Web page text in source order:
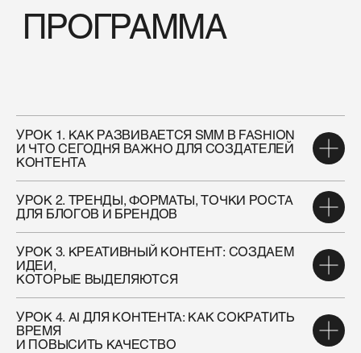
УРОК 1. КАК РАЗВИВАЕТСЯ SMM В FASHION
И ЧТО СЕГОДНЯ ВАЖНО ДЛЯ СОЗДАТЕЛЕЙ
КОНТЕНТА
УРОК 2. ТРЕНДЫ, ФОРМАТЫ, ТОЧКИ РОСТА
ДЛЯ БЛОГОВ И БРЕНДОВ
УРОК 3. КРЕАТИВНЫЙ КОНТЕНТ: СОЗДАЕМ
ИДЕИ,
КОТОРЫЕ ВЫДЕЛЯЮТСЯ
УРОК 4. AI ДЛЯ КОНТЕНТА: КАК СОКРАТИТЬ
ВРЕМЯ
И ПОВЫСИТЬ КАЧЕСТВО
ЭКСПЕРТНОСТЬ
ПОЛУЧИТЕ
ДОСТУП
К МАТЕРИАЛАМ
И НАЧНИТЕ
ОБУЧЕНИЕ СРАЗУ!
Уроки будут приходить в удобном формате
прямо в Telegram
КУПИТЬ ЗА 2999 ₽